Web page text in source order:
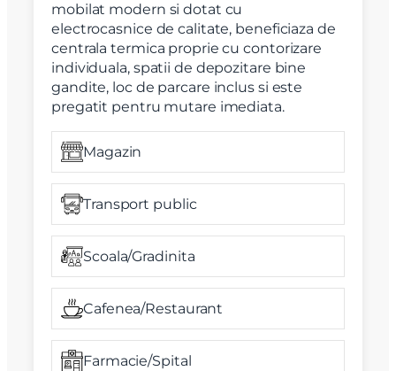
mobilat modern si dotat cu
electrocasnice de calitate, beneficiaza de
centrala termica proprie cu contorizare
individuala, spatii de depozitare bine
gandite, loc de parcare inclus si este
pregatit pentru mutare imediata.
Magazin
Transport public
Scoala/Gradinita
Cafenea/Restaurant
Farmacie/Spital